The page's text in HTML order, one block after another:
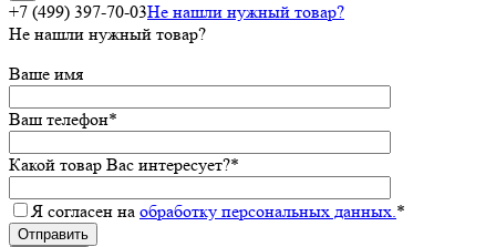
+7 (499) 397-70-03Не нашли нужный товар?
Не нашли нужный товар?
Ваше имя
Ваш телефон*
Какой товар Вас интересует?*
Я согласен на обработку персональных данных.*